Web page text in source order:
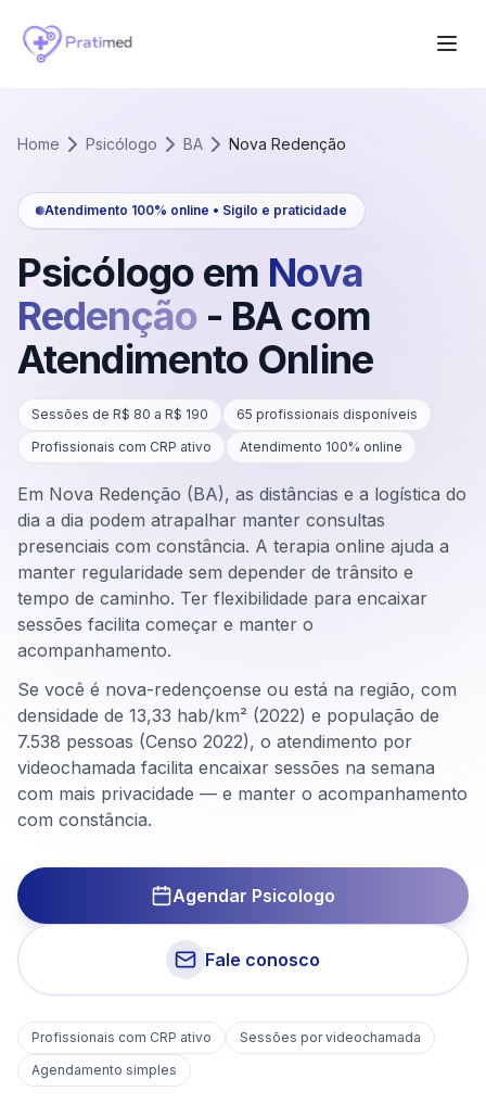
Home Psicólogo BA Nova Redenção
Atendimento 100% online • Sigilo e praticidade
Psicólogo em Nova
Redenção - BAcom
Atendimento Online
Sessões de R$ 80 a R$ 190 65 profissionais disponíveis
Profissionais com CRP ativo
Atendimento 100% online
Em Nova Redenção (BA), as distâncias e a logística do
dia a dia podem atrapalhar manter consultas
presenciais com constância. A terapia online ajuda a
manter regularidade sem depender de trânsito e
tempo de caminho. Ter flexibilidade para encaixar
sessões facilita começar e manter o
acompanhamento.
Se você é nova-redençoense ou está na região, com
densidade de 13,33 hab/km² (2022) e população de
7.538 pessoas (Censo 2022), o atendimento por
videochamada facilita encaixar sessões na semana
com mais privacidade — e manter o acompanhamento
com constância.
Agendar Psicologo
Fale conosco
Profissionais com CRP ativo
Sessões por videochamada
Agendamento simples